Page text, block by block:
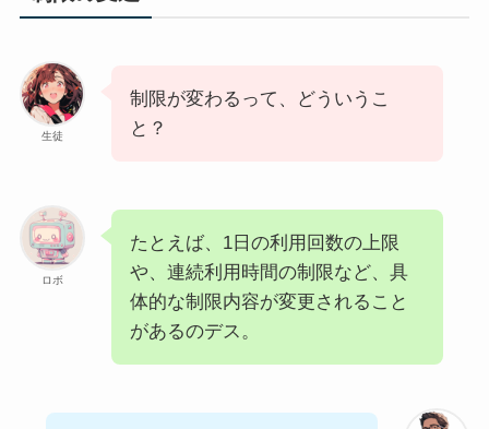
生徒
制限が変わるって、どういうこ
と？
ロボ
たとえば、1日の利用回数の上限
や、連続利用時間の制限など、具
体的な制限内容が変更されること
があるのデス。